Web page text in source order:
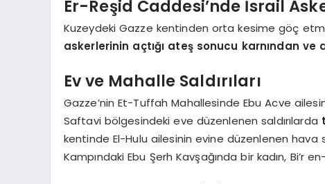
Er-Reşid Caddesi’nde İsrail
Kuzeydeki Gazze kentinden orta kesime göç
askerlerinin açtığı ateş sonucu karnından ve
Ev ve Mahalle Saldırıları
Gazze’nin Et-Tuffah Mahallesinde Ebu Acve
Saftavi bölgesindeki eve düzenlenen saldırılarda
kentinde El-Hulu ailesinin evine düzenlenen hava
Kampındaki Ebu Şerh Kavşağında bir kadın, Bi’r